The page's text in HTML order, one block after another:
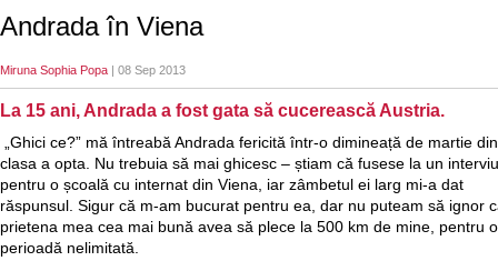
Andrada în Viena
Miruna Sophia Popa | 08 Sep 2013
La 15 ani, Andrada a fost gata să cucerească Austria.
„Ghici ce?” mă întreabă Andrada fericită într-o dimineață de martie din
clasa a opta. Nu trebuia să mai ghicesc – știam că fusese la un interviu
pentru o școală cu internat din Viena, iar zâmbetul ei larg mi-a dat
răspunsul. Sigur că m-am bucurat pentru ea, dar nu puteam să ignor
prietena mea cea mai bună avea să plece la 500 km de mine, pentru o
perioadă nelimitată.